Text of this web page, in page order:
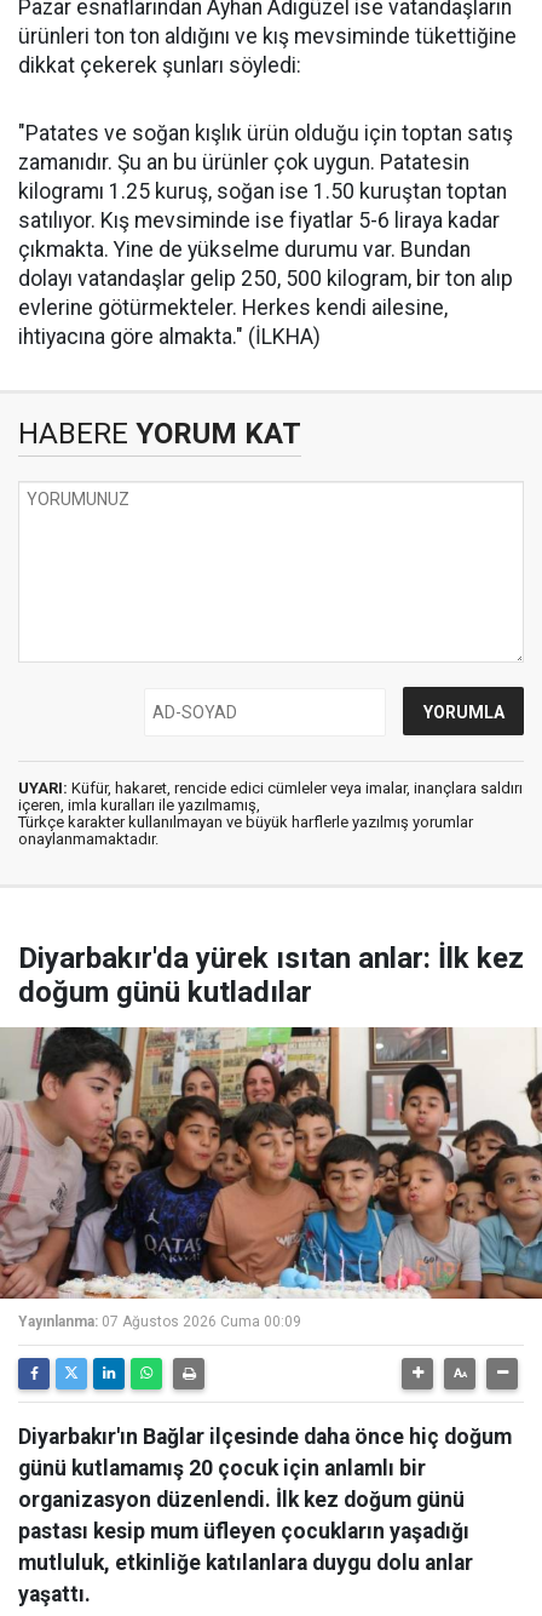
Pazar esnaflarından Ayhan Adıgüzel ise vatandaşların
ürünleri ton ton aldığını ve kış mevsiminde tükettiğine
dikkat çekerek şunları söyledi:
"Patates ve soğan kışlık ürün olduğu için toptan satış
zamanıdır. Şu an bu ürünler çok uygun. Patatesin
kilogramı 1.25 kuruş, soğan ise 1.50 kuruştan toptan
satılıyor. Kış mevsiminde ise fiyatlar 5-6 liraya kadar
çıkmakta. Yine de yükselme durumu var. Bundan
dolayı vatandaşlar gelip 250, 500 kilogram, bir ton alıp
evlerine götürmekteler. Herkes kendi ailesine,
ihtiyacına göre almakta." (İLKHA)
HABERE YORUM KAT
UYARI: Küfür, hakaret, rencide edici cümleler veya imalar, inançlara saldırı
içeren, imla kuralları ile yazılmamış,
Türkçe karakter kullanılmayan ve büyük harflerle yazılmış yorumlar
onaylanmamaktadır.
Diyarbakır'da yürek ısıtan anlar: İlk kez
doğum günü kutladılar
Yayınlanma: 07 Ağustos 2026 Cuma 00:09
Diyarbakır'ın Bağlar ilçesinde daha önce hiç doğum
günü kutlamamış 20 çocuk için anlamlı bir
organizasyon düzenlendi. İlk kez doğum günü
pastası kesip mum üfleyen çocukların yaşadığı
mutluluk, etkinliğe katılanlara duygu dolu anlar
yaşattı.